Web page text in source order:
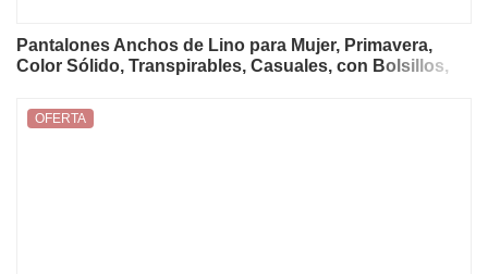
Pantalones Anchos de Lino para Mujer, Primavera,
Color Sólido, Transpirables, Casuales, con Bolsillos,
OFERTA